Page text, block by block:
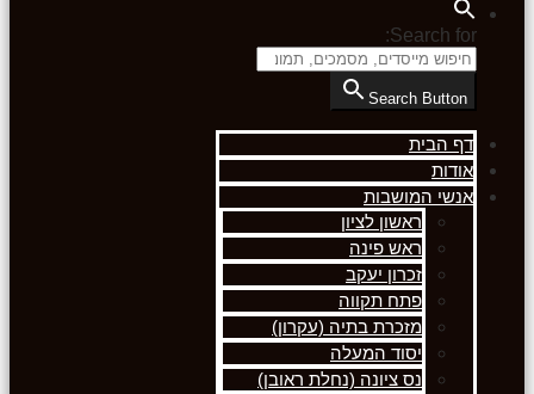
Search for:
Search Button
דף הבית
אודות
אנשי המושבות
ראשון לציון
ראש פינה
זכרון יעקב
פתח תקווה
מזכרת בתיה (עקרון)
יסוד המעלה
נס ציונה (נחלת ראובן)